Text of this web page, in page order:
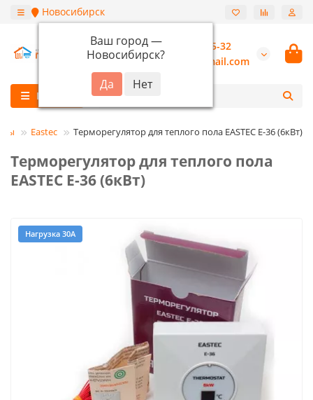
Новосибирск
Ваш город —
Новосибирск?
+7 (913) 987-55-32
burannsk@gmail.com
Каталог
Eastec Терморегулятор для теплого пола EASTEC E-36 (6кВт)
Терморегулятор для теплого пола
EASTEC E-36 (6кВт)
Нагрузка 30А